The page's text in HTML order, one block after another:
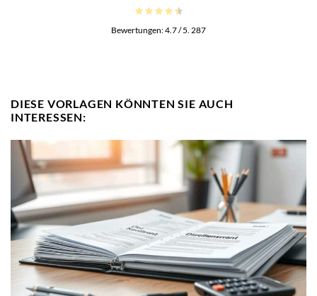
Bewertungen:4.7/ 5. 287
DIESE VORLAGEN KÖNNTEN SIE AUCH
INTERESSEN: